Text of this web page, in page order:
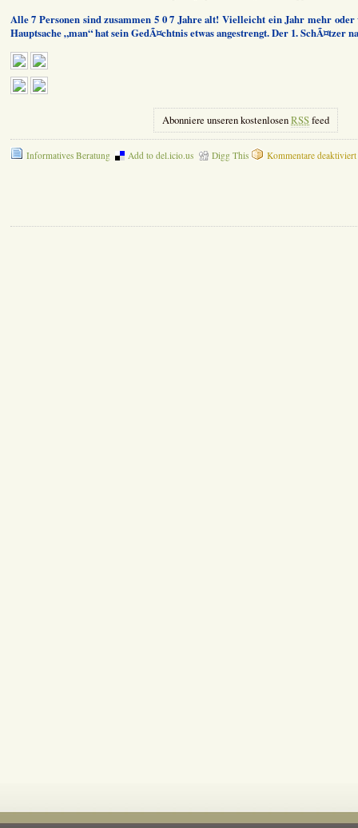
Alle 7 Personen sind zusammen 5 0 7 Jahre alt! Vielleicht ein Jahr mehr
Hauptsache „man“ hat sein GedÃ¤chtnis etwas angestrengt. Der 1. SchÃ¤tzer
Abonniere unseren kostenlosenRSSfeed
Informatives Beratung Add to del.icio.us Digg This Kommentare deaktiviert